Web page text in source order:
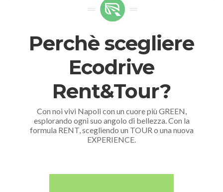
Perchè scegliere
Ecodrive
Rent&Tour?
Con noi vivi Napoli con un cuore più GREEN,
esplorando ogni suo angolo di bellezza. Con la
formula RENT, scegliendo un TOUR o una nuova
EXPERIENCE.